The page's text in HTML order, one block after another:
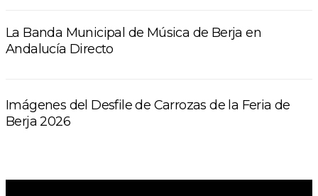
La Banda Municipal de Música de Berja en
Andalucía Directo
Imágenes del Desfile de Carrozas de la Feria de
Berja 2026